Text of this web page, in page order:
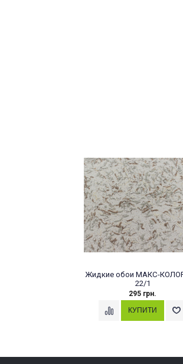
Жидкие обои МАКС-
22/1
295 грн.